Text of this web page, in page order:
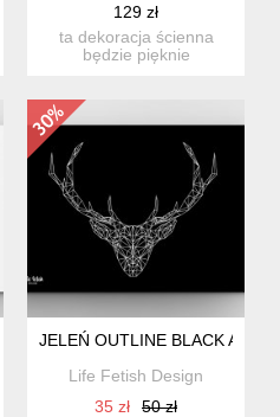
129 zł
ta dekoracja ścienna
będzie pięknie
JELEŃ OUTLINE BLACK A3
Life Fetish Design
35 zł
50 zł